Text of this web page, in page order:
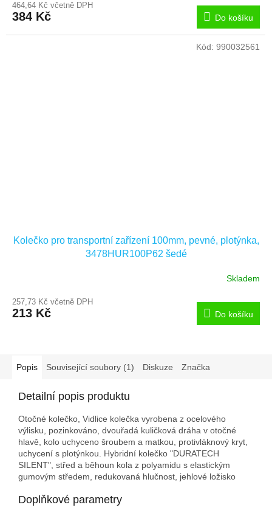
464,64 Kč včetně DPH
384 Kč Do košíku
Kolečko pro transportní zařízení 100mm, pevné, plotýnka,
3478HUR100P62 šedé
Skladem
257,73 Kč včetně DPH
213 Kč Do košíku
Kód: 990032561
Popis Související soubory (1) Diskuze Značka
Detailní popis produktu
Otočné kolečko, Vidlice kolečka vyrobena z ocelového
výlisku, pozinkováno, dvouřadá kuličková dráha v otočné
hlavě, kolo uchyceno šroubem a matkou, protivláknový kryt,
uchycení s plotýnkou. Hybridní kolečko "DURATECH
SILENT", střed a běhoun kola z polyamidu s elastickým
gumovým středem, redukovaná hlučnost, jehlové ložisko
Doplňkové parametry